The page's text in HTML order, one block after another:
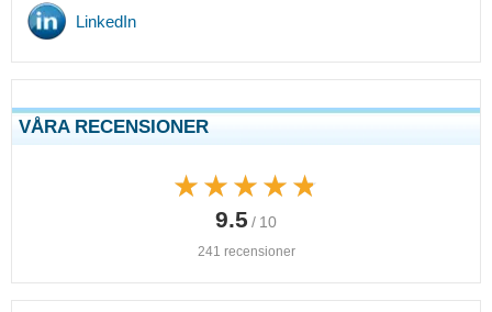
LinkedIn
VÅRA RECENSIONER
★★★★★
★★★★★
9.5 / 10
241 recensioner